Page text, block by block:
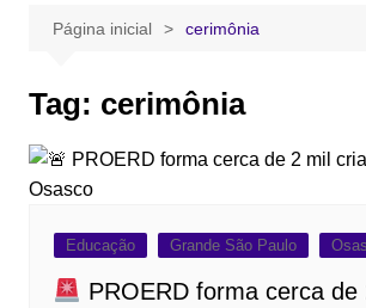
Página inicial cerimônia
Tag: cerimônia
Educação Grande São Paulo
PROERD forma cerca de